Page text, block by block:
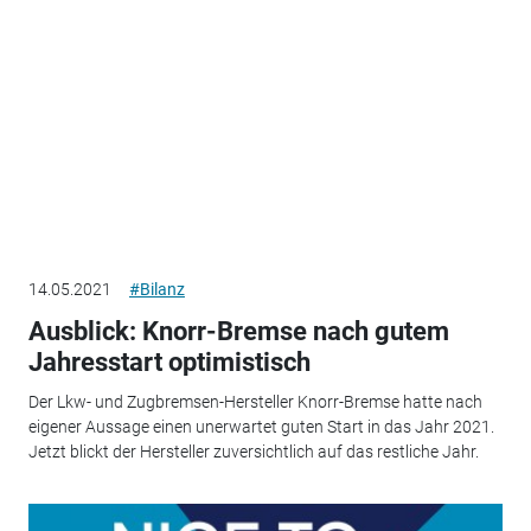
14.05.2021 #Bilanz
Ausblick: Knorr-Bremse nach gutem
Jahresstart optimistisch
Der Lkw- und Zugbremsen-Hersteller Knorr-Bremse hatte nach
eigener Aussage einen unerwartet guten Start in das Jahr 2021.
Jetzt blickt der Hersteller zuversichtlich auf das restliche Jahr.